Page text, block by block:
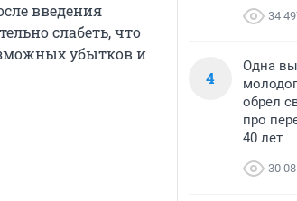
введения
слабеть, что
убытков и
34
4
Одна
обрел
про
40 лет
30